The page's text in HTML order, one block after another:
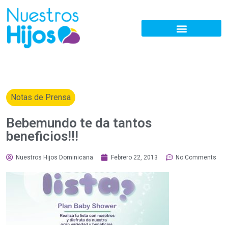
Notas de Prensa
Bebemundo te da tantos
beneficios!!!
Nuestros Hijos Dominicana Febrero 22, 2013 No Comments